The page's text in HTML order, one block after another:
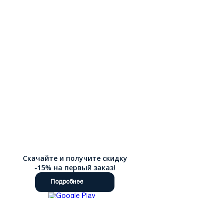
Скачайте и получите скидку
-15% на первый заказ!
Подробнее